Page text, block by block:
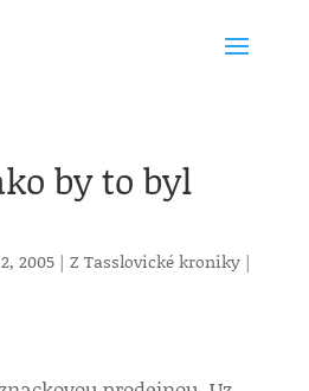
by to byl
2005| Z Tasslovické kroniky|